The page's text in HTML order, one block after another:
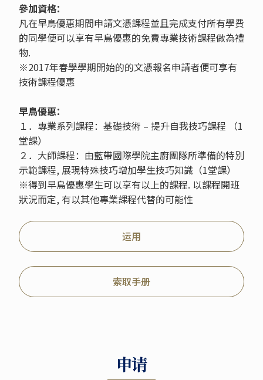
參加資格：
凡在早鳥優惠期間申請文憑課程並且完成支付所有學費
的同學便可以享有早鳥優惠的免費專業技術課程做為禮
物.
※2017年春學學期開始的的文憑報名申請者便可享有
技術課程優惠
早鳥優惠：
１．專業系列課程：基礎技術 – 提升自我技巧課程 （1
堂課）
２．大師課程：由藍帶國際學院主廚團隊所準備的特別
示範課程, 展現特殊技巧增加學生技巧知識（1堂課）
※得到早鳥優惠學生可以享有以上的課程. 以課程開班
狀況而定, 有以其他專業課程代替的可能性
运用
索取手册
申请